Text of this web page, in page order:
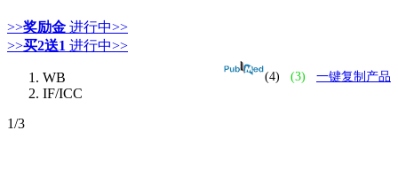
>>奖励金 进行中>>
>>买2送1 进行中>>
(4) (3) 一键复制产品
WB
IF/ICC
1/3